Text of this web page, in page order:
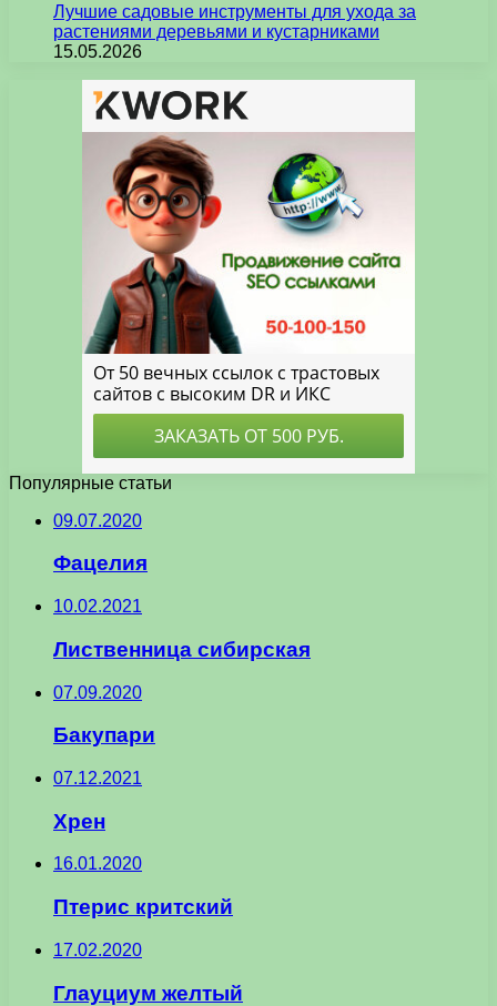
Лучшие садовые инструменты для ухода за
растениями деревьями и кустарниками
15.05.2026
Популярные статьи
09.07.2020
Фацелия
10.02.2021
Лиственница сибирская
07.09.2020
Бакупари
07.12.2021
Хрен
16.01.2020
Птерис критский
17.02.2020
Глауциум желтый